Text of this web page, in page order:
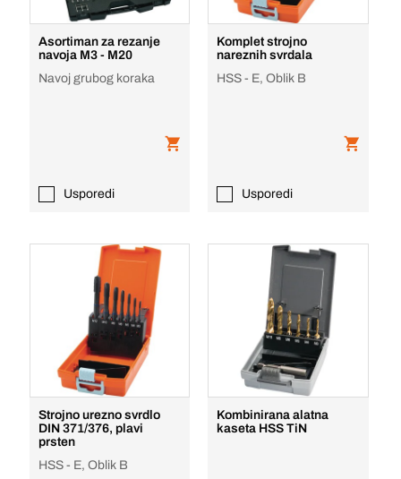
Asortiman za rezanje
navoja M3 - M20
Navoj grubog koraka
Usporedi
Komplet strojno
nareznih svrdala
HSS - E, Oblik B
Usporedi
Strojno urezno svrdlo
DIN 371/376, plavi
prsten
HSS - E, Oblik B
Kombinirana alatna
kaseta HSS TiN